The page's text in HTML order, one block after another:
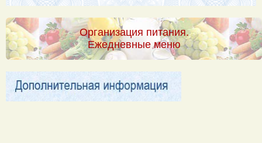
Организация питания.
Ежедневные меню